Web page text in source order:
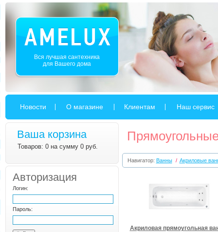
Вся лучшая сантехника
для Вашего дома
Новости О магазине Клиентам Наш сервис
Ваша корзина
Товаров: 0 на сумму 0 руб.
Авторизация
Логин:
Пароль:
Навигатор: Ванны / Акриловые
Акриловая прямоугольная